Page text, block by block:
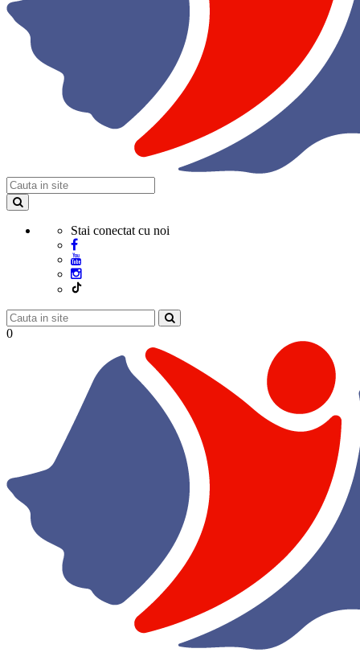
Stai conectat cu noi
0